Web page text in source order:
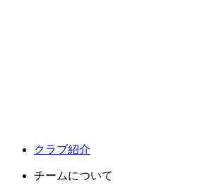
クラブ紹介
チームについて